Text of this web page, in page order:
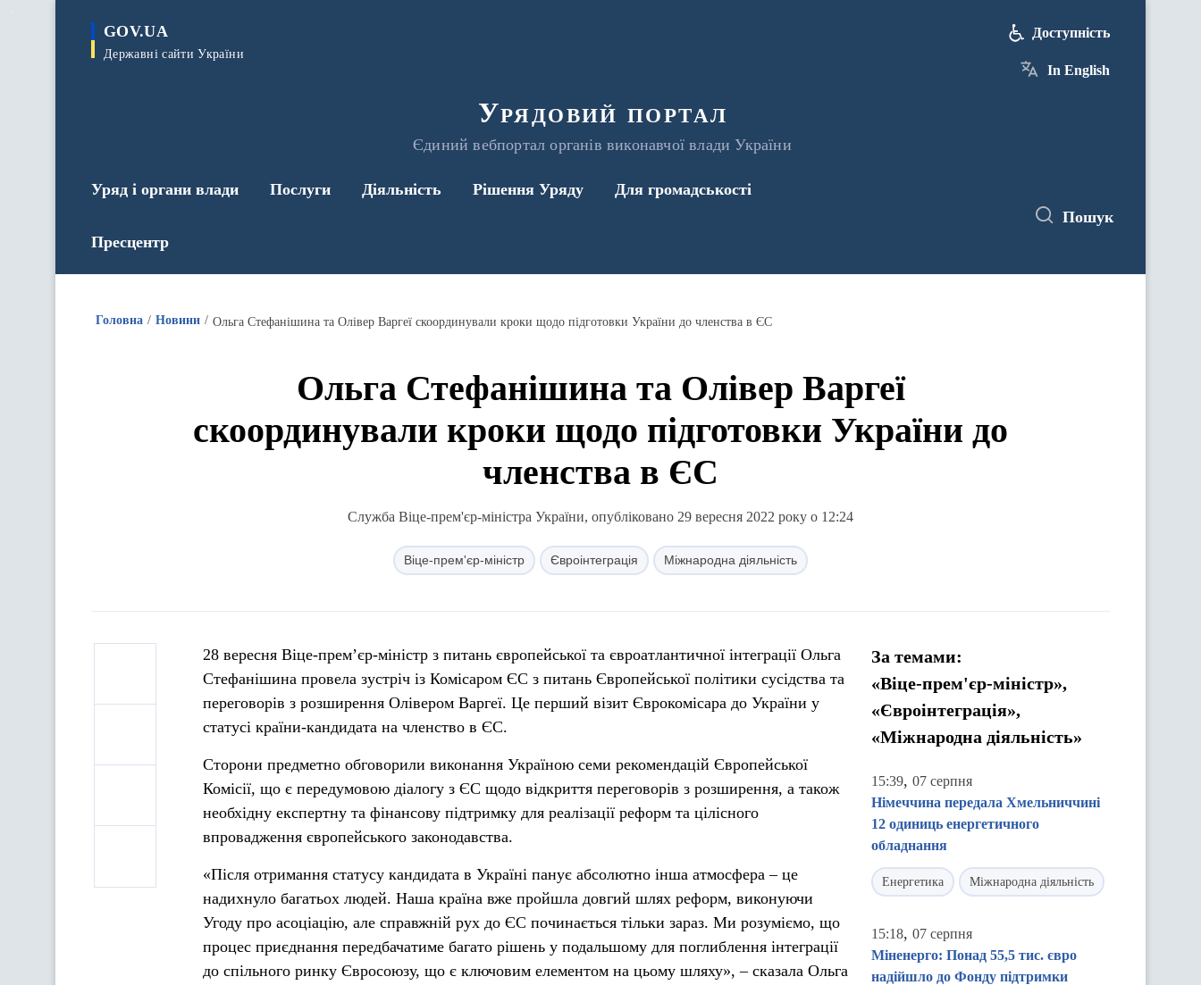
GOV.UA
Державні сайти України
Урядовий портал
Єдиний вебпортал органів виконавчої влади України
Доступність
In English
Уряд і органи влади Послуги Діяльність Рішення Уряду Для громадськості
Пресцентр
Пошук
Головна Новини Ольга Стефанішина та Олівер Варгеї скоординували кроки щодо підготовки України до членства в ЄС
Ольга Стефанішина та Олівер Варгеї
скоординували кроки щодо підготовки України до
членства в ЄС
Служба Віце-прем'єр-міністра України, опубліковано 29 вересня 2022 року о 12:24
Віце-прем'єр-міністр Євроінтеграція Міжнародна діяльність
28 вересня Віце-прем’єр-міністр з питань європейської та євроатлантичної інтеграції Ольга
Стефанішина провела зустріч із Комісаром ЄС з питань Європейської політики сусідства та
переговорів з розширення Олівером Варгеї. Це перший візит Єврокомісара до України у
статусі країни-кандидата на членство в ЄС.
Сторони предметно обговорили виконання Україною семи рекомендацій Європейської
Комісії, що є передумовою діалогу з ЄС щодо відкриття переговорів з розширення, а також
необхідну експертну та фінансову підтримку для реалізації реформ та цілісного
впровадження європейського законодавства.
«Після отримання статусу кандидата в Україні панує абсолютно інша атмосфера – це
надихнуло багатьох людей. Наша країна вже пройшла довгий шлях реформ, виконуючи
Угоду про асоціацію, але справжній рух до ЄС починається тільки зараз. Ми розуміємо, що
процес приєднання передбачатиме багато рішень у подальшому для поглиблення інтеграції
до спільного ринку Євросоюзу, що є ключовим елементом на цьому шляху», – сказала Ольга
За темами:
«Віце-прем'єр-міністр»,
«Євроінтеграція»,
«Міжнародна діяльність»
15:39, 07 серпня
Німеччина передала Хмельниччині
12 одиниць енергетичного
обладнання
Енергетика Міжнародна діяльність
15:18, 07 серпня
Міненерго: Понад 55,5 тис. євро
надійшло до Фонду підтримки